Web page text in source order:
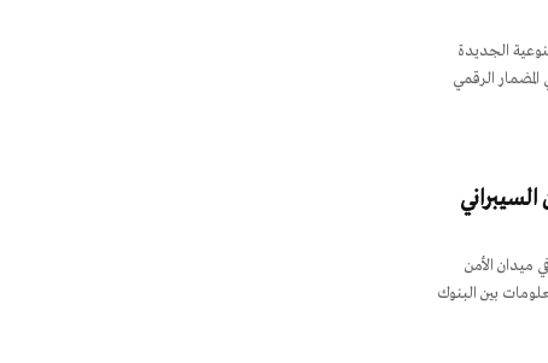
الجديدة
المضمار الرقمي
السيبراني
ميدان الأمن
بين البنوك